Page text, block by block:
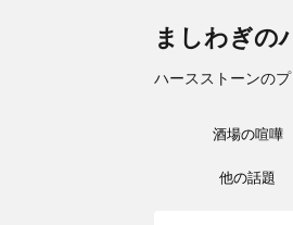
ましわぎの
ハースストーンの
酒場の喧嘩
他の話題